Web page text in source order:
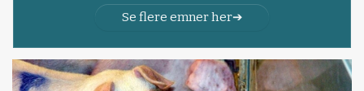
Se flere emner her